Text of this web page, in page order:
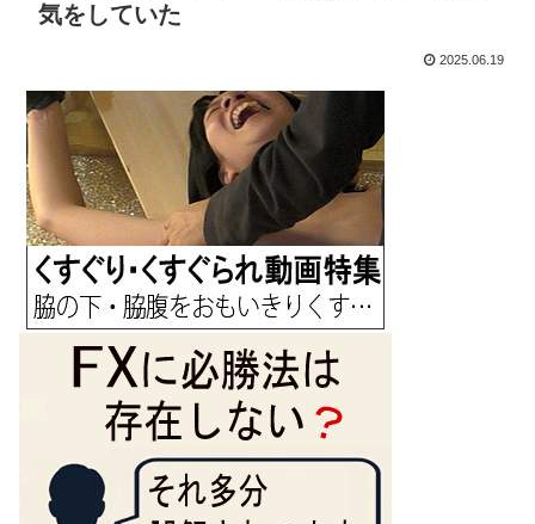
気をしていた
2025.06.19